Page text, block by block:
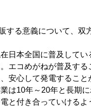
する意義について、双
日本全国に普及して
エコめがねが普及す
安心して発電すること
は10年～20年と長期
と付き合っていけるよ